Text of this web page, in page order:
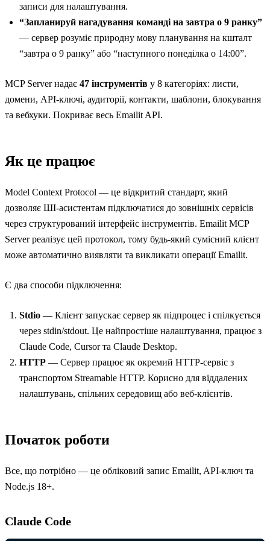
записи для налаштування.
“Запланируй нагадування команді на завтра о 9 ранку”
— сервер розуміє природну мову планування на кшталт
“завтра о 9 ранку” або “наступного понеділка о 14:00”.
MCP Server надає 47 інструментів у 8 категоріях: листи,
домени, API-ключі, аудиторії, контакти, шаблони, блокування
та вебхуки. Покриває весь Emailit API.
Як це працює
Model Context Protocol — це відкритий стандарт, який
дозволяє ШІ-асистентам підключатися до зовнішніх сервісів
через структурований інтерфейс інструментів. Emailit MCP
Server реалізує цей протокол, тому будь-який сумісний клієнт
може автоматично виявляти та викликати операції Emailit.
Є два способи підключення:
Stdio — Клієнт запускає сервер як підпроцес і спілкується
через stdin/stdout. Це найпростіше налаштування, працює з
Claude Code, Cursor та Claude Desktop.
HTTP — Сервер працює як окремий HTTP-сервіс з
транспортом Streamable HTTP. Корисно для віддалених
налаштувань, спільних середовищ або веб-клієнтів.
Початок роботи
Все, що потрібно — це обліковий запис Emailit, API-ключ та
Node.js 18+.
Claude Code